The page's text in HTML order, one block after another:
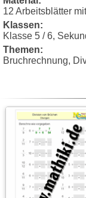
12 Arbeitsblätter
Klassen:
Klasse 5 / 6,
Themen:
Bruchrechnung,